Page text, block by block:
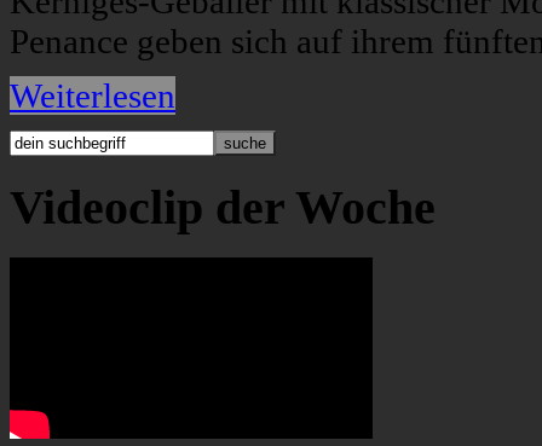
Penance geben sich auf ihrem
Weiterlesen
Videoclip der Woche